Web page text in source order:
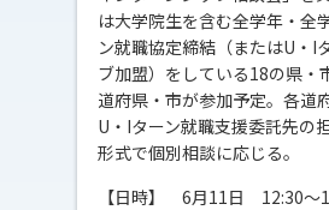
は大学院生を含む全学年・全
ン就職協定締結（またはU・I
ブ加盟）をしている18の県・
道府県・市が参加予定。各道
U・Iターン就職支援委託先の
形式で個別相談に応じる。
【日時】 6月11日 12:30～